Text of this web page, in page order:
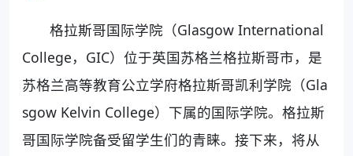
格拉斯哥国际学院（Glasgow International
College，GIC）位于英国苏格兰格拉斯哥市，是
苏格兰高等教育公立学府格拉斯哥凯利学院（Gla
sgow Kelvin College）下属的国际学院。格拉斯
哥国际学院备受留学生们的青睐。接下来，将从